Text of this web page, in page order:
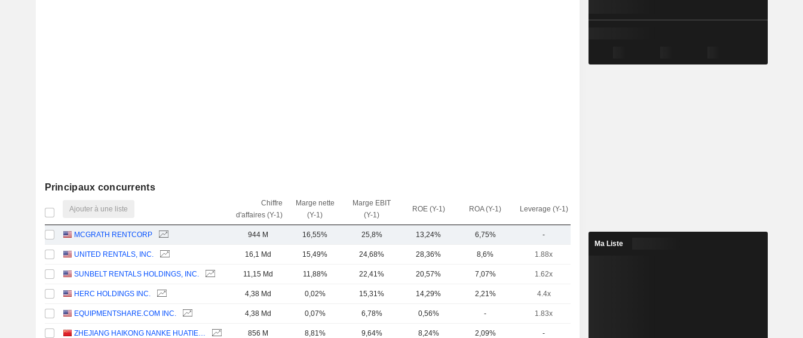
Principaux concurrents
Ajouter à une liste
Chiffre
d'affaires (Y-1)
Marge nette
(Y-1)
Marge EBIT
(Y-1)
ROE (Y-1) ROA (Y-1) Leverage (Y-1)
MCGRATH RENTCORP 944 M 16,55% 25,8% 13,24% 6,75% -
UNITED RENTALS, INC. 16,1 Md 15,49% 24,68% 28,36% 8,6% 1.88x
SUNBELT RENTALS HOLDINGS, INC. 11,15 Md 11,88% 22,41% 20,57% 7,07% 1.62x
HERC HOLDINGS INC. 4,38 Md 0,02% 15,31% 14,29% 2,21% 4.4x
EQUIPMENTSHARE.COM INC. 4,38 Md 0,07% 6,78% 0,56% - 1.83x
ZHEJIANG HAIKONG NANKE HUATIE DIGITAL INTELLIGENCE AND TECHNOLOGY CO., LTD. 856 M 8,81% 9,64% 8,24% 2,09% -
Ma Liste